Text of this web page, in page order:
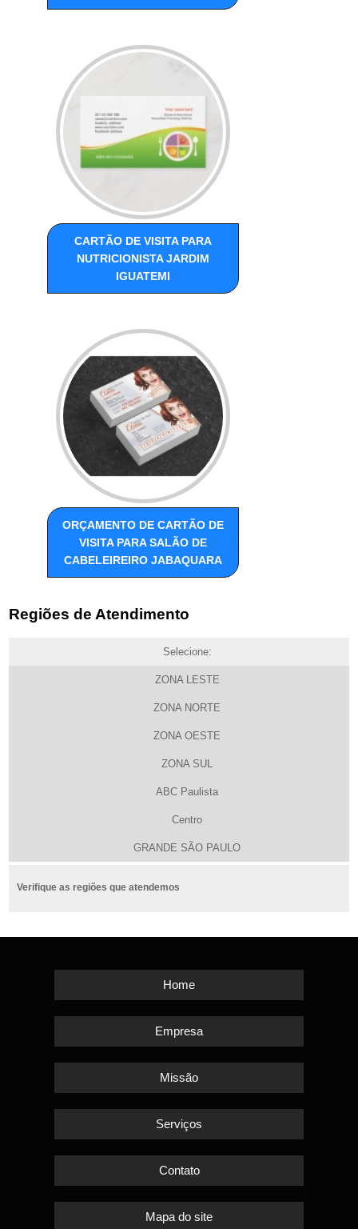
CARTÃO DE VISITA PARA
NUTRICIONISTA JARDIM
IGUATEMI
ORÇAMENTO DE CARTÃO DE
VISITA PARA SALÃO DE
CABELEIREIRO JABAQUARA
Regiões de Atendimento
Selecione:
ZONA LESTE
ZONA NORTE
ZONA OESTE
ZONA SUL
ABC Paulista
Centro
GRANDE SÃO PAULO
Verifique as regiões que atendemos
Home
Empresa
Missão
Serviços
Contato
Mapa do site